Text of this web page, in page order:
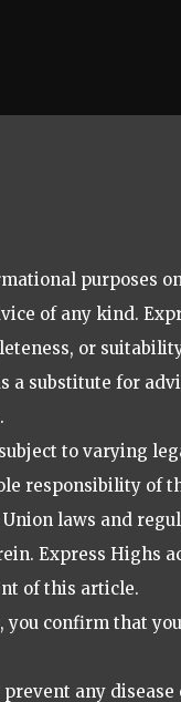
purposes
of any kind.
or
a substitute for
to varying
responsibility of
laws and
Express Highs
of this article.
confirm that
any